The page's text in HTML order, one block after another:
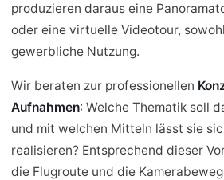
produzieren daraus eine
oder eine virtuelle Videotour,
gewerbliche Nutzung.
Wir beraten zur professionellen
Aufnahmen: Welche Thematik soll
und mit welchen Mitteln lässt sie
realisieren? Entsprechend dieser
die Flugroute und die